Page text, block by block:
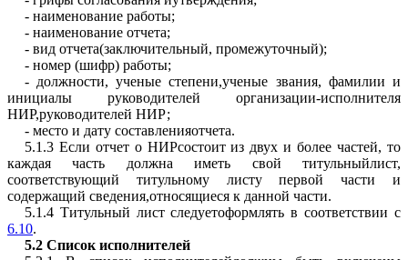
- наименование работы;
- наименование отчета;
- вид отчета(заключительный, промежуточный);
- номер (шифр) работы;
- должности, ученые степени,ученые звания, фамилии и
инициалы руководителей организации-исполнителя
НИР,руководителей НИР;
- место и дату составленияотчета.
5.1.3 Если отчет о НИРсостоит из двух и более частей, то
каждая часть должна иметь свой титульныйлист,
соответствующий титульному листу первой части и
содержащий сведения,относящиеся к данной части.
5.1.4 Титульный лист следуетоформлять в соответствии с
6.10.
5.2 Список исполнителей